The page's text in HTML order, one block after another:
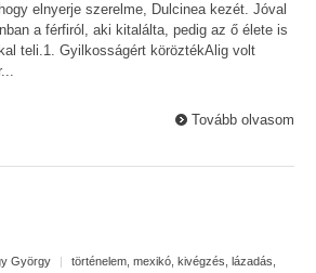
elnyerje szerelme, Dulcinea kezét. Jóval
a férfiról, aki kitalálta, pedig az ő élete is
teli.1. Gyilkosságért köröztékAlig volt
Tovább olvasom
György | történelem mexikó kivégzés lázadás